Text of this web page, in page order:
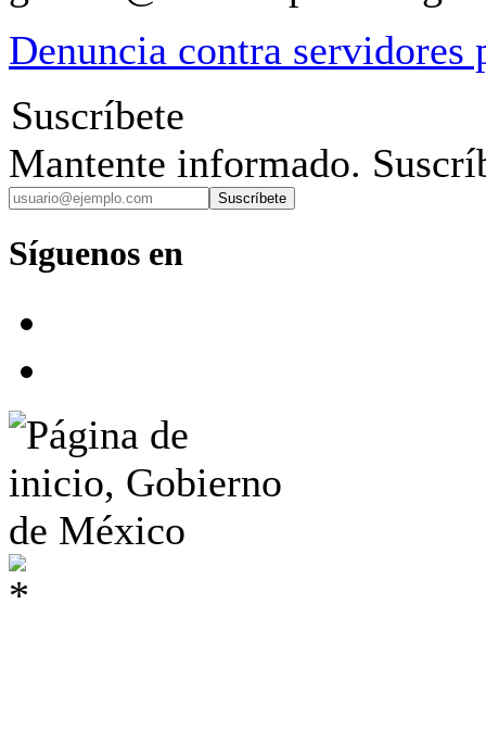
Denuncia contra servidores
Suscríbete
Mantente informado.
Suscríbete
Síguenos en